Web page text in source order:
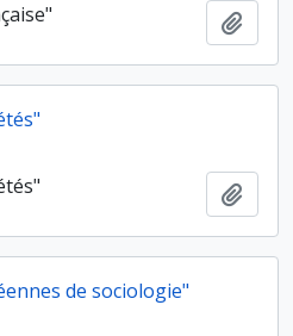
de sociologie"